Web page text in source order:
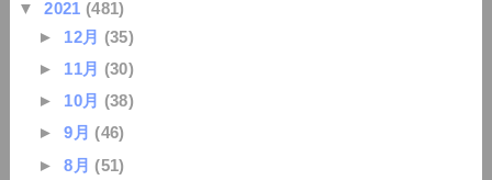
▼2021 (481)
► 12月 (35)
► 11月 (30)
► 10月 (38)
►9月 (46)
►8月 (51)